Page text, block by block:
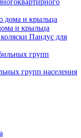
и крыльца
Пандус для
групп населения